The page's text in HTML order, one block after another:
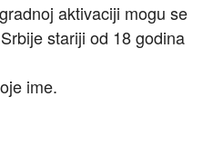
aktivaciji mogu se
stariji od 18 godina
ime.